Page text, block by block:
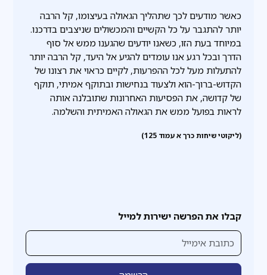
קבלו את הפרשה ישירות למייל
כאשר מודעים לכך שתהליך הגאולה בעיצומו, קל הרבה
יותר להתגבר על כל הקשיים והמכשולים שניצבים בדרכנו.
במיוחד בעת הזו, כשאנו יודעים שהגענו ממש אל סוף
הדרך ובכל רגע אנו עומדים להגיע אל היעד, קל הרבה יותר
להתעלות מעל לכל ההפרעות, לקיים כראוי את רצונו של
הקדוש-ברוך-הוא ולצעוד בנחישות ובתוקף אמיתי, תוקף
של קדושה, את הפסיעות האחרונות שתובלנה אותה
לראות בפועל ממש את הגאולה האמיתית והשלמה.
(ליקוטי שיחות כרך א עמוד 125)